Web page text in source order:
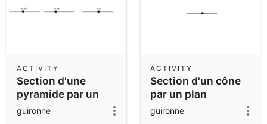
Section d'une
pyramide par un
plan parallèle à la
base
ACTIVITY
guironne
Section d'un cône
par un plan
parallèle à la base
ACTIVITY
guironne